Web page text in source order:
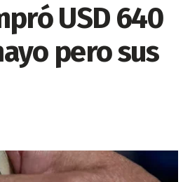
USD 640
pero sus